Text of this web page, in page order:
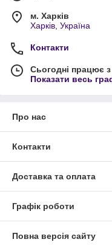
м. Харків
Харків, Україна
Контакти
Сьогодні працює
Показати весь
Про нас
Контакти
Доставка та оплата
Графік роботи
Повна версія сайту